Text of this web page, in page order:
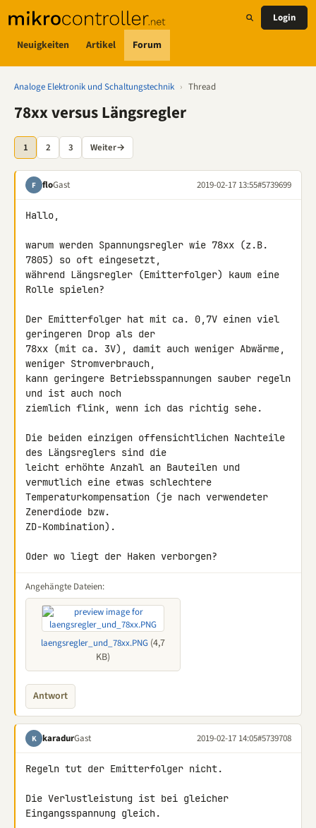
Neuigkeiten Artikel Forum
Login
Analoge Elektronik und Schaltungstechnik › Thread
78xx versus Längsregler
1 2 3 Weiter→
F floGast 2019-02-17 13:55#5739699
Hallo,
warum werden Spannungsregler wie 78xx (z.B.
7805) so oft eingesetzt,
während Längsregler (Emitterfolger) kaum eine
Rolle spielen?
Der Emitterfolger hat mit ca. 0,7V einen viel
geringeren Drop als der
78xx (mit ca. 3V), damit auch weniger Abwärme,
weniger Stromverbrauch,
kann geringere Betriebsspannungen sauber regeln
und ist auch noch
ziemlich flink, wenn ich das richtig sehe.
Die beiden einzigen offensichtlichen Nachteile
des Längsreglers sind die
leicht erhöhte Anzahl an Bauteilen und
vermutlich eine etwas schlechtere
Temperaturkompensation (je nach verwendeter
Zenerdiode bzw.
ZD-Kombination).
Oder wo liegt der Haken verborgen?
Angehängte Dateien:
laengsregler_und_78xx.PNG (4,7
KB)
Antwort
K karadurGast 2019-02-17 14:05#5739708
Regeln tut der Emitterfolger nicht.
Die Verlustleistung ist bei gleicher
Eingangsspannung gleich.